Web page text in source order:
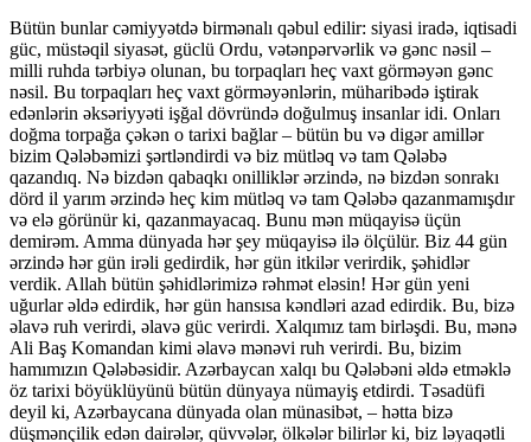
Bütün bunlar cəmiyyətdə birmənalı qəbul edilir: siyasi iradə, iqtisadi
güc, müstəqil siyasət, güclü Ordu, vətənpərvərlik və gənc nəsil –
milli ruhda tərbiyə olunan, bu torpaqları heç vaxt görməyən gənc
nəsil. Bu torpaqları heç vaxt görməyənlərin, müharibədə iştirak
edənlərin əksəriyyəti işğal dövründə doğulmuş insanlar idi. Onları
doğma torpağa çəkən o tarixi bağlar – bütün bu və digər amillər
bizim Qələbəmizi şərtləndirdi və biz mütləq və tam Qələbə
qazandıq. Nə bizdən qabaqkı onilliklər ərzində, nə bizdən sonrakı
dörd il yarım ərzində heç kim mütləq və tam Qələbə qazanmamışdır
və elə görünür ki, qazanmayacaq. Bunu mən müqayisə üçün
demirəm. Amma dünyada hər şey müqayisə ilə ölçülür. Biz 44 gün
ərzində hər gün irəli gedirdik, hər gün itkilər verirdik, şəhidlər
verdik. Allah bütün şəhidlərimizə rəhmət eləsin! Hər gün yeni
uğurlar əldə edirdik, hər gün hansısa kəndləri azad edirdik. Bu, bizə
əlavə ruh verirdi, əlavə güc verirdi. Xalqımız tam birləşdi. Bu, mənə
Ali Baş Komandan kimi əlavə mənəvi ruh verirdi. Bu, bizim
hamımızın Qələbəsidir. Azərbaycan xalqı bu Qələbəni əldə etməklə
öz tarixi böyüklüyünü bütün dünyaya nümayiş etdirdi. Təsadüfi
deyil ki, Azərbaycana dünyada olan münasibət, – hətta bizə
düşmənçilik edən dairələr, qüvvələr, ölkələr bilirlər ki, biz ləyaqətli